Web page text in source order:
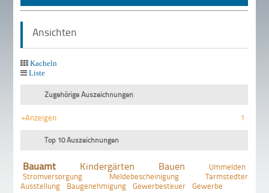
Ansichten
Kacheln
Liste
Zugehörige Auszeichnungen
+Anzeigen 1
Top 10 Auszeichnungen
Bauamt Kindergärten Bauen
Ummelden
Stromversorgung
Meldebescheinigung
Tarmstedter
Ausstellung
Baugenehmigung Gewerbesteuer Gewerbe